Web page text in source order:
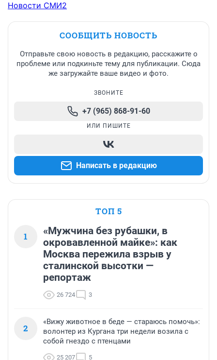
Новости СМИ2
СООБЩИТЬ НОВОСТЬ
Отправьте свою новость в редакцию, расскажите о
проблеме или подкиньте тему для публикации. Сюда
же загружайте ваше видео и фото.
ЗВОНИТЕ
+7 (965) 868-91-60
ИЛИ ПИШИТЕ
Написать в редакцию
ТОП 5
1
«Мужчина без рубашки, в
окровавленной майке»: как
Москва пережила взрыв у
сталинской высотки —
репортаж
26 724 3
2
«Вижу животное в беде — стараюсь помочь»:
волонтер из Кургана три недели возила с
собой гнездо с птенцами
25 207 5